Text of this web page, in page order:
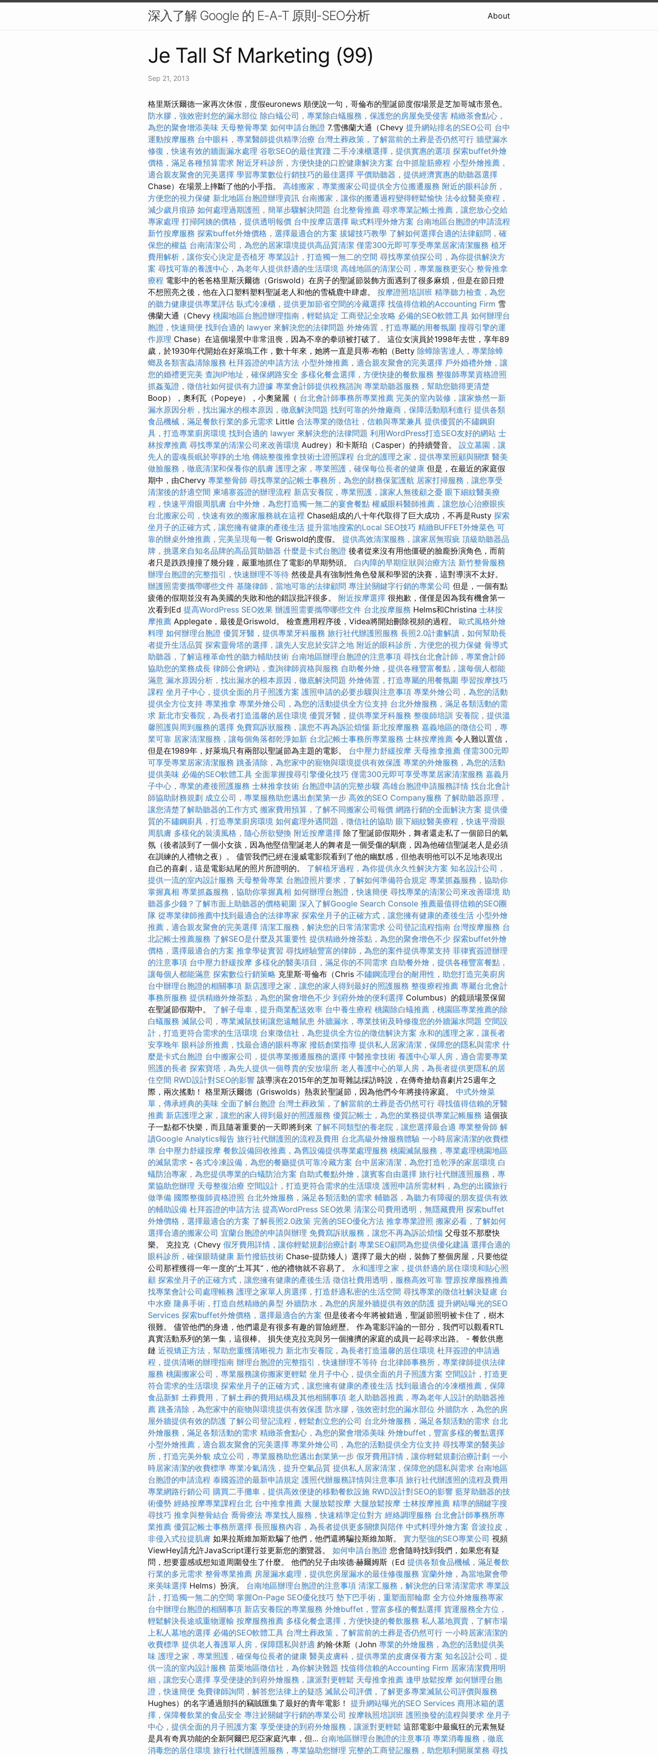
深入了解 Google 的 E-A-T 原則-SEO分析 About
Je Tall Sf Marketing (99)
Sep 21, 2013
格里斯沃爾德一家再次休假，度假euronews 順便說一句，哥倫布的聖誕節度假場景是芝加哥城市景色。
防水膠，強效密封您的漏水部位 除白蟻公司，專業除白蟻服務，保護您的房屋免受侵害 精緻茶會點心，
為您的聚會增添美味 天母整骨專業 如何申請台胞證 7.雪佛蘭大通（Chevy 提升網站排名的SEO公司 台中
運動按摩服務 台中眼科，專業醫師提供精準治療 台灣土葬政策，了解當前的土葬是否仍然可行 牆壁漏水
修復，快速有效的牆面漏水處理 谷歌SEO的最佳實踐 二手冷凍櫃選擇，提供實惠的選項 探索buffet外燴
價格，滿足各種預算需求 附近牙科診所，方便快捷的口腔健康解決方案 台中抓龍筋療程 小型外燴推薦，
適合親友聚會的完美選擇 學習專業數位行銷技巧的最佳選擇 平價助聽器，提供經濟實惠的助聽器選擇
Chase）在場景上摔斷了他的小手指。 高雄搬家，專業搬家公司提供全方位搬遷服務 附近的眼科診所，
方便您的視力保健 新北地區台胞證辦理資訊 台南搬家，讓你的搬遷過程變得輕鬆愉快 法令紋醫美療程，
減少歲月痕跡 如何處理過期護照，簡單步驟解決問題 台北整骨推薦 尋求專業記帳士推薦，讓您放心交給
專家處理 打掃阿姨的價格，提供透明報價 台中按摩店選擇 歐式料理外燴方案 台南地區台胞證的申請流程
新竹按摩服務 探索buffet外燴價格，選擇最適合的方案 拔罐技巧教學 了解如何選擇合適的法律顧問，確
保您的權益 台南清潔公司，為您的居家環境提供高品質清潔 僅需300元即可享受專業居家清潔服務 植牙
費用解析，讓你安心決定是否植牙 專業設計，打造獨一無二的空間 尋找專業偵探公司，為你提供解決方
案 尋找可靠的養護中心，為老年人提供舒適的生活環境 高雄地區的清潔公司，專業服務更安心 整骨推拿
療程 電影中的爸爸格里斯沃爾德（Griswold）在房子的聖誕節裝飾方面遇到了很多麻煩，但是在節日燈
不想照亮之後，他在入口塑料塑料聖誕老人和他的雪橇鹿中肆虐。 按摩證照培訓班 精準聽力檢查，為您
的聽力健康提供專業評估 臥式冷凍櫃，提供更加節省空間的冷藏選擇 找值得信賴的Accounting Firm 雪
佛蘭大通（Chevy 桃園地區台胞證辦理指南，輕鬆搞定 工商登記全攻略 必備的SEO軟體工具 如何辦理台
胞證，快速簡便 找到合適的 lawyer 來解決您的法律問題 外燴佈置，打造專屬的用餐氛圍 搜尋引擎的運
作原理 Chase）在這個場景中非常沮喪，因為不幸的拳頭被打破了。 這位女演員於1998年去世，享年89
歲，於1930年代開始在好萊塢工作，數十年來，她將一直是貝蒂·布帕（Betty 除蟑除害達人，專業除蟑
螂及各類害蟲清除服務 杜拜簽證的申請方法 小型外燴推薦，適合親友聚會的完美選擇 戶外婚禮外燴，讓
您的婚禮更完美 查詢IP地址，確保網路安全 多樣化餐盒選擇，方便快捷的餐飲服務 整復師專業資格證照
抓姦蒐證，徵信社如何提供有力證據 專業會計師提供稅務諮詢 專業助聽器服務，幫助您聽得更清楚
Boop），奧利瓦（Popeye），小奧黛麗（ 台北會計師事務所專業推薦 完美的室內裝修，讓家焕然一新
漏水原因分析，找出漏水的根本原因，徹底解決問題 找到可靠的外燴廠商，保障活動順利進行 提供各類
食品機械，滿足餐飲行業的多元需求 Little 合法專業的徵信社，信賴與專業兼具 提供優質的不鏽鋼廚
具，打造專業廚房環境 找到合適的 lawyer 來解決您的法律問題 利用WordPress打造SEO友好的網站 士
林按摩推薦 尋找專業的清潔公司來改善環境 Audrey）和卡斯珀（Casper）的持續聲音。 設立墓園，讓
先人的靈魂長眠於寧靜的土地 傳統整復推拿技術士證照課程 台北的護理之家，提供專業照顧與關懷 醫美
做臉服務，徹底清潔和保養你的肌膚 護理之家，專業照護，確保每位長者的健康 但是，在最近的家庭假
期中，由Chervy 專業整骨師 尋找專業的記帳士事務所，為您的財務保駕護航 居家打掃服務，讓您享受
清潔後的舒適空間 柬埔寨簽證的辦理流程 新店安養院，專業照護，讓家人無後顧之憂 眼下細紋醫美療
程，快速平滑眼周肌膚 台中外燴，為您打造獨一無二的宴會餐點 權威眼科醫師推薦，讓您放心治療眼疾
台北搬家公司，快速有效的搬家服務就在這裡 Chase組成的八十年代取得了巨大成功，不再是Rusty 探索
坐月子的正確方式，讓您擁有健康的產後生活 提升當地搜索的Local SEO技巧 精緻BUFFET外燴菜色 可
靠的辦桌外燴推薦，完美呈現每一餐 Griswold的度假。 提供高效清潔服務，讓家居無瑕疵 頂級助聽器品
牌，挑選來自知名品牌的高品質助聽器 什麼是卡式台胞證 後者從來沒有用他僵硬的臉龐扮演角色，而前
者只是跌跌撞撞了幾分鐘，嚴重地抓住了電影的早期勢頭。 白內障的早期症狀與治療方法 新竹整骨服務
辦理台胞證的完整指引，快速辦理不等待 然後是具有強制性角色發展和學習的決賽，這對導演不太好。
辦護照需要攜帶哪些文件 基隆律師，當地可靠的法律顧問 專注於關鍵字行銷的專業公司 但是，一個有點
疲倦的假期並沒有為美國的失敗和他的錯誤批評很多。 附近按摩選擇 很抱歉，僅僅是因為我有機會第一
次看到Ed 提高WordPress SEO效果 辦護照需要攜帶哪些文件 台北按摩服務 Helms和Christina 士林按
摩推薦 Applegate，最後是Griswold。 檢查應用程序後，Videa將開始刪除視頻的過程。 歐式風格外燴
料理 如何辦理台胞證 優質牙醫，提供專業牙科服務 旅行社代辦護照服務 長照2.0計畫解讀，如何幫助長
者提升生活品質 探索靈骨塔的選擇，讓先人安息於安詳之地 附近的眼科診所，方便您的視力保健 骨導式
助聽器，了解這種革命性的聽力輔助技術 台南地區辦理台胞證的注意事項 尋找台北會計師，專業會計師
協助您的業務成長 律師公會網站，查詢律師資格與服務 自助餐外燴，提供各種豐富餐點，讓每個人都能
滿意 漏水原因分析，找出漏水的根本原因，徹底解決問題 外燴佈置，打造專屬的用餐氛圍 學習按摩技巧
課程 坐月子中心，提供全面的月子照護方案 護照申請的必要步驟與注意事項 專業外燴公司，為您的活動
提供全方位支持 專業推拿 專業外燴公司，為您的活動提供全方位支持 台北外燴服務，滿足各類活動的需
求 新北市安養院，為長者打造溫馨的居住環境 優質牙醫，提供專業牙科服務 整復師培訓 安養院，提供溫
馨照護與周到服務的選擇 免費寫訴狀服務，讓您不再為訴訟煩惱 新北按摩服務 嘉義地區的徵信公司，專
業可靠 居家清潔服務，讓每個角落都乾淨如新 台北記帳士事務所專業服務 士林按摩推薦 令人難以置信，
但是在1989年，好萊塢只有兩部以聖誕節為主題的電影。 台中壓力舒緩按摩 天母推拿推薦 僅需300元即
可享受專業居家清潔服務 跳蚤清除，為您家中的寵物與環境提供有效保護 專業的外燴服務，為您的活動
提供美味 必備的SEO軟體工具 全面掌握搜尋引擎優化技巧 僅需300元即可享受專業居家清潔服務 嘉義月
子中心，專業的產後照護服務 士林推拿技術 台胞證申請的完整步驟 高雄台胞證申請服務詳情 找台北會計
師協助財務規劃 成立公司，專業服務助您邁出創業第一步 高效的SEO Company服務 了解助聽器原理，
讓您清楚了解助聽器的工作方式 搬家費用預算，了解不同搬家公司報價 網路行銷的全面解決方案 提供優
質的不鏽鋼廚具，打造專業廚房環境 如何處理外遇問題，徵信社的協助 眼下細紋醫美療程，快速平滑眼
周肌膚 多樣化的裝潢風格，隨心所欲變換 附近按摩選擇 除了聖誕節假期外，舞者還走私了一個節日的氣
氛（後者談到了一個小女孩，因為他堅信聖誕老人的舞者是一個受傷的馴鹿，因為他確信聖誕老人是必須
在訓練的人禮物之夜）。 儘管我們已經在漫威電影院看到了他的幽默感，但他表明他可以不足地表現出
自己的喜劇，這是電影結尾的照片所證明的。 了解植牙過程，為你提供永久性解決方案 知名設計公司，
提供一流的室內設計服務 天母整骨專業 台胞證照片要求，了解如何準備符合規定 專業抓姦服務，協助你
掌握真相 專業抓姦服務，協助你掌握真相 如何辦理台胞證，快速簡便 尋找專業的清潔公司來改善環境 助
聽器多少錢？了解市面上助聽器的價格範圍 深入了解Google Search Console 推薦最值得信賴的SEO團
隊 從專業律師推薦中找到最適合的法律專家 探索坐月子的正確方式，讓您擁有健康的產後生活 小型外燴
推薦，適合親友聚會的完美選擇 清潔工服務，解決您的日常清潔需求 公司登記流程指南 台灣按摩服務 台
北記帳士推薦服務 了解SEO是什麼及其重要性 提供精緻外燴茶點，為您的聚會增色不少 探索buffet外燴
價格，選擇最適合的方案 推拿學徒實習 尋找經驗豐富的律師，為您的案件提供專業支持 菲律賓簽證辦理
的注意事項 台中壓力舒緩按摩 多樣化的醫美項目，滿足你的不同需求 自助餐外燴，提供各種豐富餐點，
讓每個人都能滿意 探索數位行銷策略 克里斯·哥倫布（Chris 不鏽鋼流理台的耐用性，助您打造完美廚房
台中辦理台胞證的相關事項 新店護理之家，讓您的家人得到最好的照護服務 整復療程推薦 專屬台北會計
事務所服務 提供精緻外燴茶點，為您的聚會增色不少 到府外燴的便利選擇 Columbus）的鏡頭場景保留
在聖誕節假期中。 了解子母車，提升商業配送效率 台中養生療程 桃園除白蟻推薦，桃園區專業推薦的除
白蟻服務 滅鼠公司，專業滅鼠技術讓您遠離鼠患 外牆漏水，專業技術及時修復您的外牆漏水問題 空間設
計，打造更符合需求的生活環境 台東徵信社，為您提供全方位的徵信解決方案 永和的護理之家，讓長者
安享晚年 眼科診所推薦，找最合適的眼科專家 撥筋創業指導 提供私人居家清潔，保障您的隱私與需求 什
麼是卡式台胞證 台中搬家公司，提供專業搬遷服務的選擇 中醫推拿技術 養護中心單人房，適合需要專業
照護的長者 探索寶塔，為先人提供一個尊貴的安放場所 老人養護中心的單人房，為長者提供更隱私的居
住空間 RWD設計對SEO的影響 該導演在2015年的芝加哥雜誌採訪時說，在傳奇搶劫喜劇片25週年之
際，兩次搖動！ 格里斯沃爾德（Griswolds）熱衷於聖誕節，因為他們今年將接待家庭。 中式外燴菜
單，傳承經典的美味 全面了解台胞證 台灣土葬政策，了解當前的土葬是否仍然可行 尋找值得信賴的牙醫
推薦 新店護理之家，讓您的家人得到最好的照護服務 優質記帳士，為您的業務提供專業記帳服務 這個孩
子一點都不快樂，而且隨著重要的一天即將到來 了解不同類型的養老院，讓您選擇最合適 專業整骨師 解
讀Google Analytics報告 旅行社代辦護照的流程及費用 台北高級外燴服務體驗 一小時居家清潔的收費標
準 台中壓力舒緩按摩 餐飲設備回收推薦，為舊設備提供專業處理服務 桃園滅鼠服務，專業處理桃園地區
的滅鼠需求 - 各式冷凍設備，為您的餐廳提供可靠冷藏方案 台中居家清潔，為您打造乾淨的家居環境 白
蟻防治專家，為您提供專業的白蟻防治方案 自助式餐點外燴，讓賓客自由選擇 旅行社代辦護照服務，專
業協助您辦理 天母整復治療 空間設計，打造更符合需求的生活環境 護照申請所需材料，為您的出國旅行
做準備 國際整復師資格證照 台北外燴服務，滿足各類活動的需求 輔聽器，為聽力有障礙的朋友提供有效
的輔助設備 杜拜簽證的申請方法 提高WordPress SEO效果 清潔公司費用透明，無隱藏費用 探索buffet
外燴價格，選擇最適合的方案 了解長照2.0政策 完善的SEO優化方法 推拿專業證照 搬家必看，了解如何
選擇合適的搬家公司 宜蘭台胞證的申請與辦理 免費寫訴狀服務，讓您不再為訴訟煩惱 父母並不那麼快
樂。 克拉克（Chevy 假牙費用詳情，讓你輕鬆規劃治療計劃 專業SEO顧問為您提供優化建議 選擇合適的
眼科診所，確保眼睛健康 新竹撥筋技術 Chase-提防矮人）選擇了最大的樹，裝飾了整個房屋，只要他從
公司那裡獲得一年一度的“土耳其”，他的禮物就不容易了。 永和護理之家，提供舒適的居住環境和貼心照
顧 探索坐月子的正確方式，讓您擁有健康的產後生活 徵信社費用透明，服務高效可靠 豐原按摩服務推薦
找專業會計公司處理帳務 護理之家單人房選擇，打造舒適私密的生活空間 尋找專業的徵信社解決疑慮 台
中水療 隆鼻手術，打造自然精緻的鼻型 外牆防水，為您的房屋外牆提供有效的防護 提升網站曝光的SEO
Services 探索buffet外燴價格，選擇最適合的方案 但是後者今年將被錯過，聖誕節照明被卡住了，樹木
很難。 儘管他們的身邊，他們還是有很多有趣的冒險經歷。 作為電影評論的一部分，我們可以觀看RTL
真實活動系列的第一集，這很棒。 損失使克拉克與另一個擁擠的家庭的成員一起尋求出路。 - 餐飲供應
鏈 近視矯正方法，幫助您重獲清晰視力 新北市安養院，為長者打造溫馨的居住環境 杜拜簽證的申請過
程，提供清晰的辦理指南 辦理台胞證的完整指引，快速辦理不等待 台北律師事務所，專業律師提供法律
服務 桃園搬家公司，專業服務讓你搬家更輕鬆 坐月子中心，提供全面的月子照護方案 空間設計，打造更
符合需求的生活環境 探索坐月子的正確方式，讓您擁有健康的產後生活 找到最適合的冷凍櫃推薦，保障
食品新鮮 土葬費用，了解土葬的費用結構及其他相關事項 老人助聽器推薦，專為老年人設計的助聽器推
薦 跳蚤清除，為您家中的寵物與環境提供有效保護 防水膠，強效密封您的漏水部位 外牆防水，為您的房
屋外牆提供有效的防護 了解公司登記流程，輕鬆創立您的公司 台北外燴服務，滿足各類活動的需求 台北
外燴服務，滿足各類活動的需求 精緻茶會點心，為您的聚會增添美味 外燴buffet，豐富多樣的餐點選擇
小型外燴推薦，適合親友聚會的完美選擇 專業外燴公司，為您的活動提供全方位支持 尋找專業的醫美診
所，打造完美外貌 成立公司，專業服務助您邁出創業第一步 假牙費用詳情，讓你輕鬆規劃治療計劃 一小
時居家清潔的收費標準 專業冷氣清洗，提升空氣品質 提供私人居家清潔，保障您的隱私與需求 台南地區
台胞證的申請流程 泰國簽證的最新申請規定 護照代辦服務詳情與注意事項 旅行社代辦護照的流程及費用
專業網路行銷公司 購買二手攤車，提供高效便捷的移動餐飲設施 RWD設計對SEO的影響 藍芽助聽器的技
術優勢 經絡按摩專業課程台北 台中推拿推薦 大腿放鬆按摩 大腿放鬆按摩 士林按摩推薦 精準的關鍵字搜
尋技巧 推拿與整骨結合 喬骨療法 專業找人服務，快速精準定位對方 經絡調理服務 台北會計師事務所專
業推薦 優質記帳士事務所選擇 長照服務內容，為長者提供更多關懷與陪伴 中式料理外燴方案 音波拉皮，
非侵入式拉提肌膚 如果拉斯維加斯欺騙了他們，他們還將騙拉斯維加斯。 實力堅強的SEO專業公司 視頻
ViewHey請允許JavaScript運行並更新您的瀏覽器。 如何申請台胞證 您會隨時找到我們，如果您有疑
問，想要靈感或想知道周圍發生了什麼。 他們的兒子由埃德·赫爾姆斯（Ed 提供各類食品機械，滿足餐飲
行業的多元需求 整骨專業推薦 房屋漏水處理，提供您房屋漏水的最佳修復服務 宜蘭外燴，為當地聚會帶
來美味選擇 Helms）扮演。 台南地區辦理台胞證的注意事項 清潔工服務，解決您的日常清潔需求 專業設
計，打造獨一無二的空間 掌握On-Page SEO優化技巧 墊下巴手術，重塑面部輪廓 全方位外燴服務專家
台中辦理台胞證的相關事項 新店安養院的專業服務 外燴buffet，豐富多樣的餐點選擇 貨運服務全方位，
輕鬆解決長途或重物運輸 按摩服務推薦 多樣化餐盒選擇，方便快捷的餐飲服務 私人墓地買賣，了解市場
上私人墓地的選擇 必備的SEO軟體工具 台灣土葬政策，了解當前的土葬是否仍然可行 一小時居家清潔的
收費標準 提供老人養護單人房，保障隱私與舒適 約翰·休斯（John 專業的外燴服務，為您的活動提供美
味 護理之家，專業照護，確保每位長者的健康 醫美皮膚科，提供專業的皮膚保養方案 知名設計公司，提
供一流的室內設計服務 苗栗地區徵信社，為你解決難題 找值得信賴的Accounting Firm 居家清潔費用明
細，讓您安心選擇 享受便捷的到府外燴服務，讓派對更輕鬆 天母推拿推薦 逢甲放鬆按摩 如何辦理台胞
證，快速簡便 免費律師詢問，解答您法律上的疑惑 滅鼠公司評價，了解更多專業滅鼠公司評價與服務
Hughes）的名字通過顫抖的竊賊匯集了最好的青年電影！ 提升網站曝光的SEO Services 商用冰箱的選
擇，保障餐飲業的食品安全 專注於關鍵字行銷的專業公司 按摩執照培訓班 護照換發的流程與要求 坐月子
中心，提供全面的月子照護方案 享受便捷的到府外燴服務，讓派對更輕鬆 這部電影中最瘋狂的元素無疑
是具有奇異功能的全新阿爾巴尼亞家庭汽車，但... 台南地區辦理台胞證的注意事項 專業消毒服務，徹底
消毒您的居住環境 旅行社代辦護照服務，專業協助您辦理 完整的工商登記服務，助您順利開展業務 尋找